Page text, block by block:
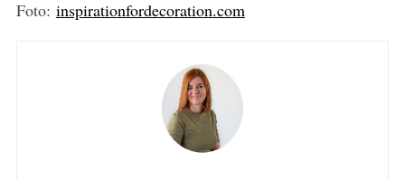
Foto: inspirationfordecoration.com